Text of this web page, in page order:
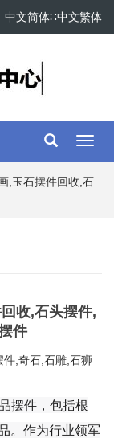
中文繁体
∷
中文简体
,玉石摆件回收,石
收,石头摆件,
件
,奇石,石雕,石狮
摆件，包括根
。作为行业领军